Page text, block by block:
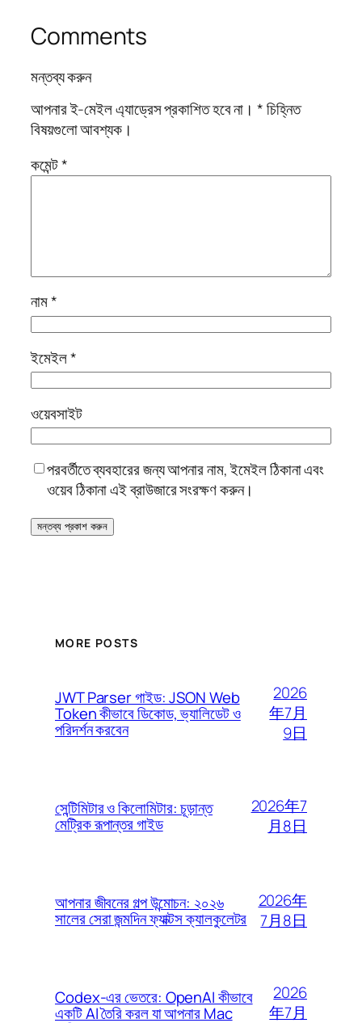
Comments
মন্তব্য করুন
আপনার ই-মেইল এ্যাড্রেস প্রকাশিত হবে না। *চিহ্নিত
বিষয়গুলো আবশ্যক।
কমেন্ট*
নাম*
ইমেইল*
ওয়েবসাইট
পরবর্তীতে ব্যবহারের জন্য আপনার নাম, ইমেইল ঠিকানা এবং
ওয়েব ঠিকানা এই ব্রাউজারে সংরক্ষণ করুন।
MORE POSTS
JWT Parser গাইড: JSON Web
Token কীভাবে ডিকোড, ভ্যালিডেট ও
পরিদর্শন করবেন
2026
年7月
9日
সেন্টিমিটার ও কিলোমিটার: চূড়ান্ত
মেট্রিক রূপান্তর গাইড
2026年7
月8日
আপনার জীবনের গল্প উন্মোচন: ২০২৬
সালের সেরা জন্মদিন ফ্যাক্টস ক্যালকুলেটর
2026年
7月8日
Codex-এর ভেতরে: OpenAI কীভাবে
একটি AI তৈরি করল যা আপনার Mac
2026
年7月